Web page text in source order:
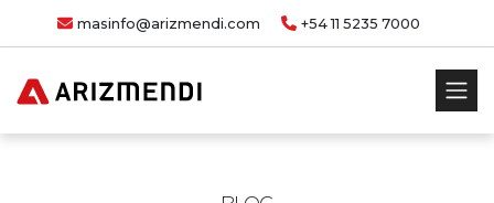
masinfo@arizmendi.com +54 11 5235 7000